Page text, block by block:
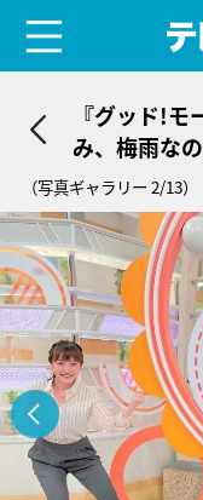
『グッド!
み、梅雨な
す」
（写真ギャラリー 2/13）